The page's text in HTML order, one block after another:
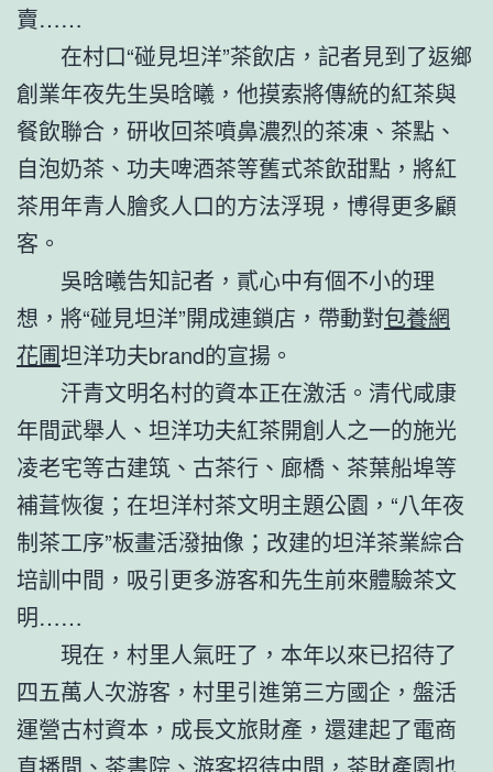
賣……
在村口“碰見坦洋”茶飲店，記者見到了返鄉
創業年夜先生吳晗曦，他摸索將傳統的紅茶與
餐飲聯合，研收回茶噴鼻濃烈的茶凍、茶點、
自泡奶茶、功夫啤酒茶等舊式茶飲甜點，將紅
茶用年青人膾炙人口的方法浮現，博得更多顧
客。
吳晗曦告知記者，貳心中有個不小的理
想，將“碰見坦洋”開成連鎖店，帶動對包養網
花圃坦洋功夫brand的宣揚。
汗青文明名村的資本正在激活。清代咸康
年間武舉人、坦洋功夫紅茶開創人之一的施光
凌老宅等古建筑、古茶行、廊橋、茶葉船埠等
補葺恢復；在坦洋村茶文明主題公園，“八年夜
制茶工序”板畫活潑抽像；改建的坦洋茶業綜合
培訓中間，吸引更多游客和先生前來體驗茶文
明……
現在，村里人氣旺了，本年以來已招待了
四五萬人次游客，村里引進第三方國企，盤活
運營古村資本，成長文旅財產，還建起了電商
直播間、茶書院、游客招待中間，茶財產園也